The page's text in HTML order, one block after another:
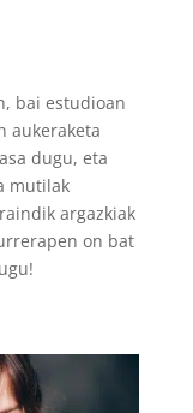
bai estudioan
aukeraketa
dugu, eta
mutilak
argazkiak
on bat